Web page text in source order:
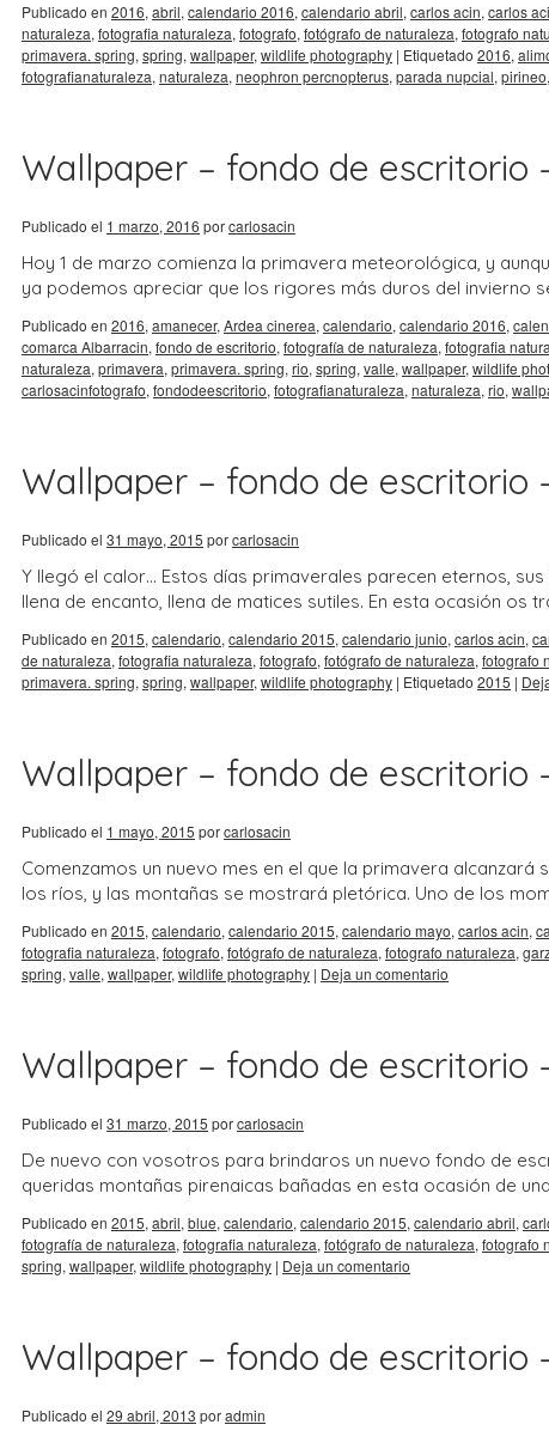
Publicado en 2016, abril, calendario 2016, calendario abril, carlos acin, carlos
naturaleza, fotografia naturaleza, fotografo, fotógrafo de naturaleza, fotografo
primavera. spring, spring, wallpaper, wildlife photography | Etiquetado 2016,
fotografianaturaleza, naturaleza, neophron percnopterus, parada nupcial, pirineo,
Wallpaper – fondo de escritorio
Publicado el 1 marzo, 2016 porcarlosacin
Hoy 1 de marzo comienza la primavera meteorológica, y
ya podemos apreciar que los rigores más duros del invierno
Publicado en 2016, amanecer, Ardea cinerea, calendario, calendario 2016,
comarca Albarracin, fondo de escritorio, fotografía de naturaleza, fotografia
naturaleza, primavera, primavera. spring, rio, spring, valle, wallpaper, wildlife
carlosacinfotografo, fondodeescritorio, fotografianaturaleza, naturaleza, rio,
Wallpaper – fondo de escritorio
Publicado el 31 mayo, 2015 porcarlosacin
Y llegó el calor… Estos días primaverales parecen eternos,
llena de encanto, llena de matices sutiles. En esta ocasión os
Publicado en 2015, calendario, calendario 2015, calendario junio, carlos acin,
de naturaleza, fotografia naturaleza, fotografo, fotógrafo de naturaleza, fotografo
primavera. spring, spring, wallpaper, wildlife photography | Etiquetado 2015 |
Wallpaper – fondo de escritorio
Publicado el 1 mayo, 2015 porcarlosacin
Comenzamos un nuevo mes en el que la primavera
los ríos, y las montañas se mostrará pletórica. Uno de los
Publicado en 2015, calendario, calendario 2015, calendario mayo, carlos acin,
fotografia naturaleza, fotografo, fotógrafo de naturaleza, fotografo naturaleza,
spring, valle, wallpaper, wildlife photography | Deja un comentario
Wallpaper – fondo de escritorio
Publicado el 31 marzo, 2015 porcarlosacin
De nuevo con vosotros para brindaros un nuevo fondo de
queridas montañas pirenaicas bañadas en esta ocasión de
Publicado en 2015, abril, blue, calendario, calendario 2015, calendario abril,
fotografía de naturaleza, fotografia naturaleza, fotógrafo de naturaleza, fotografo
spring, wallpaper, wildlife photography | Deja un comentario
Wallpaper – fondo de escritorio
Publicado el 29 abril, 2013 poradmin